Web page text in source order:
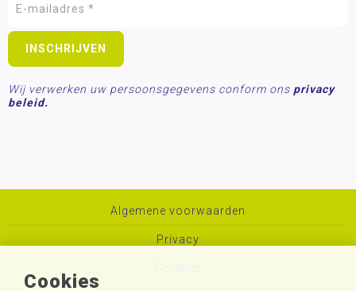
Cookies
Wij verwerken uw persoonsgegevens conform ons privacy
beleid.
Algemene voorwaarden
Privacy